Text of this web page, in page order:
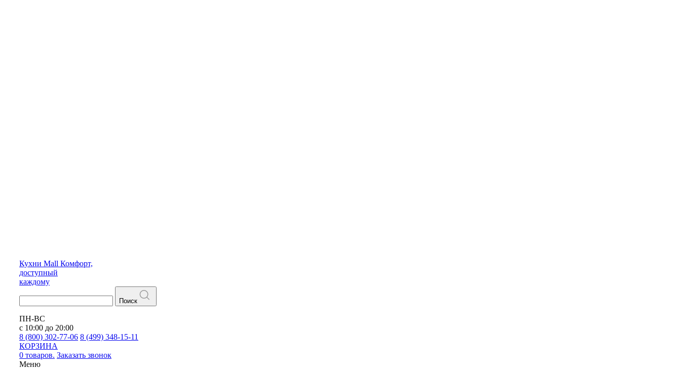
Кухни Mall Комфорт,
доступный
каждому
Поиск
ПН-ВС
с 10:00 до 20:00
8 (800) 302-77-06 8 (499) 348-15-11
КОРЗИНА
0 товаров. Заказать звонок
Меню